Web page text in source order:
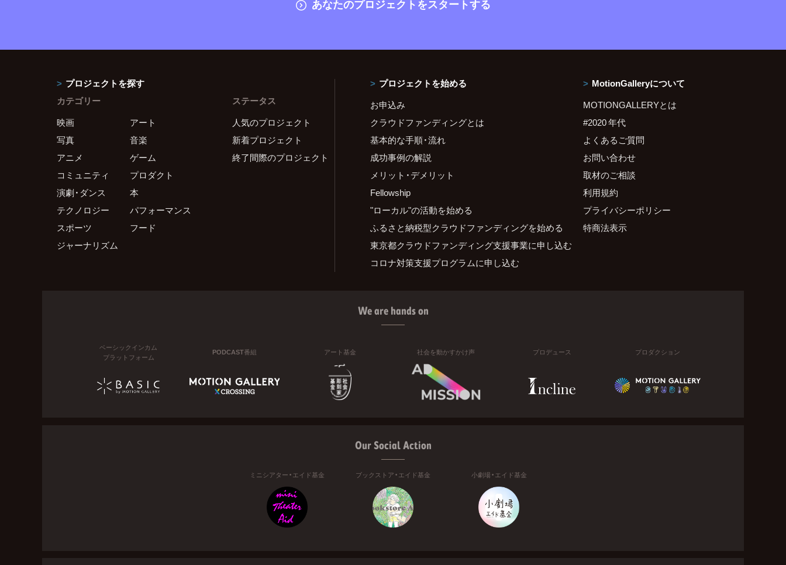
あなたのプロジェクトをスタートする
プロジェクトを探す
カテゴリー
映画
アート
写真
音楽
アニメ
ゲーム
コミュニティ
プロダクト
演劇・ダンス
本
テクノロジー
パフォーマンス
スポーツ
フード
ジャーナリズム
ステータス
人気のプロジェクト
新着プロジェクト
終了間際のプロジェクト
プロジェクトを始める
お申込み
クラウドファンディングとは
基本的な手順・流れ
成功事例の解説
メリット・デメリット
Fellowship
"ローカル"の活動を始める
ふるさと納税型クラウドファンディングを始める
東京都クラウドファンディング支援事業に申し込む
コロナ対策支援プログラムに申し込む
MotionGalleryについて
MOTIONGALLERYとは
#2020 年代
よくあるご質問
お問い合わせ
取材のご相談
利用規約
プライバシーポリシー
特商法表示
We are hands on
ベーシックインカム
プラットフォーム
PODCAST番組 アート基金 社会を動かすかけ声 プロデュース プロダクション
Our Social Action
ミニシアター・エイド基金 ブックストア・エイド基金 小劇場・エイド基金